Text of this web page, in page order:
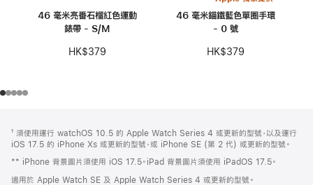
46 毫米亮番石榴紅色運動
錶帶 - S/M
HK$379
46 毫米錨鐵藍色單圈手環
- 0 號
HK$379
腳
腳
¹ 須使用運行 watchOS 10.5 的 Apple Watch Series 4 或更新的型號，以及運行
iOS 17.5 的 iPhone Xs 或更新的型號，或 iPhone SE (第 2 代) 或更新的型號。
** iPhone 背景圖片須使用 iOS 17.5。iPad 背景圖片須使用 iPadOS 17.5。
適用於 Apple Watch SE 及 Apple Watch Series 4 或更新的型號。